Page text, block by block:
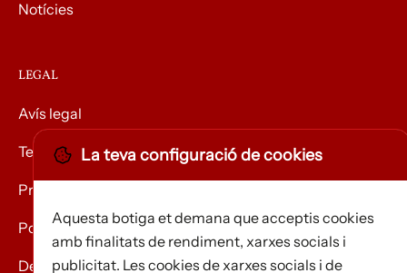
Notícies
LEGAL
Avís legal
Termes i condicions
Privacitat
Política de Cookies
Devolució de mercaderies
La teva configuració de cookies
Aquesta botiga et demana que acceptis cookies
amb finalitats de rendiment, xarxes socials i
publicitat. Les cookies de xarxes socials i de